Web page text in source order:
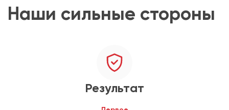
Наши сильные стороны
Результат